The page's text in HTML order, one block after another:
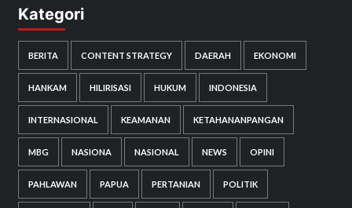
Kategori
BERITA CONTENT STRATEGY DAERAH EKONOMI
HANKAM HILIRISASI HUKUM INDONESIA
INTERNASIONAL KEAMANAN KETAHANANPANGAN
MBG NASIONA NASIONAL NEWS OPINI
PAHLAWAN PAPUA PERTANIAN POLITIK